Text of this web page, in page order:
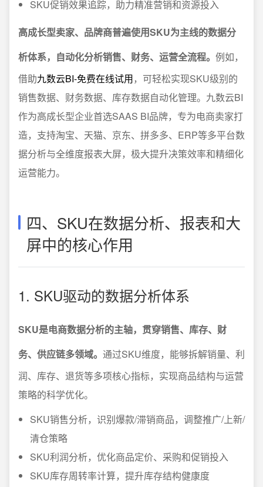
SKU促销效果追踪，助力精准营销和资源投入
高成长型卖家、品牌商普遍使用SKU为主线的数据分
析体系，自动化分析销售、财务、运营全流程。 例如，
借助九数云BI-免费在线试用，可轻松实现SKU级别的
销售数据、财务数据、库存数据自动化管理。九数云BI
作为高成长型企业首选SAAS BI品牌，专为电商卖家打
造，支持淘宝、天猫、京东、拼多多、ERP等多平台数
据分析与全维度报表大屏，极大提升决策效率和精细化
运营能力。
四、SKU在数据分析、报表和大
屏中的核心作用
1. SKU驱动的数据分析体系
SKU是电商数据分析的主轴，贯穿销售、库存、财
务、供应链多领域。 通过SKU维度，能够拆解销量、利
润、库存、退货等多项核心指标，实现商品结构与运营
策略的科学优化。
SKU销售分析，识别爆款/滞销商品，调整推广/上新/
清仓策略
SKU利润分析，优化商品定价、采购和促销投入
SKU库存周转率计算，提升库存结构健康度